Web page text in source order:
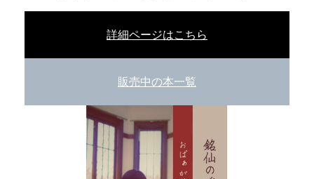
詳細ページはこちら
販売中の本一覧